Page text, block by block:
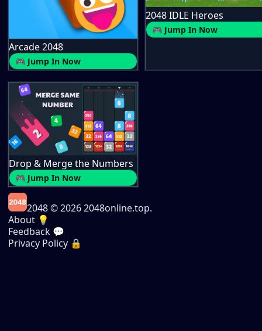
Arcade 2048
🎮 Jump In Now
2048 IDLE Heroes
🎮 Jump In Now
Drop & Merge the Numbers
🎮 Jump In Now
2048© 2026 2048online.top.
About 💡
Feedback 💬
Privacy Policy 🔒